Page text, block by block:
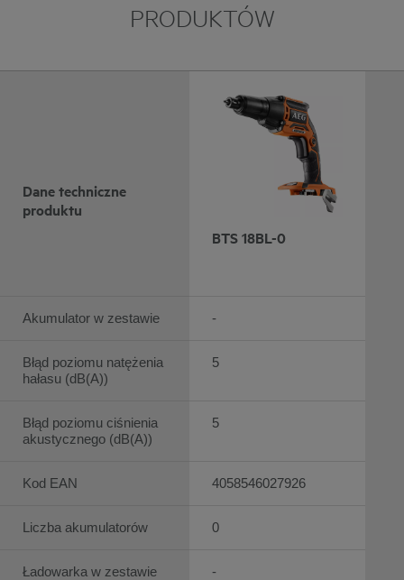
PRODUKTÓW
Dane techniczne
produktu
Akumulator w zestawie
Błąd poziomu natężenia
hałasu (dB(A))
Błąd poziomu ciśnienia
akustycznego (dB(A))
Kod EAN
Liczba akumulatorów
Ładowarka w zestawie
BTS 18BL-0
-
5
5
4058546027926
0
-